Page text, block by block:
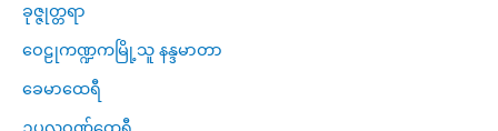
ခုဇ္ဇုတ္တရာ
ဝေဠုကဏ္ဍကမြို့သူ နန္ဒမာတာ
ခေမာထေရီ